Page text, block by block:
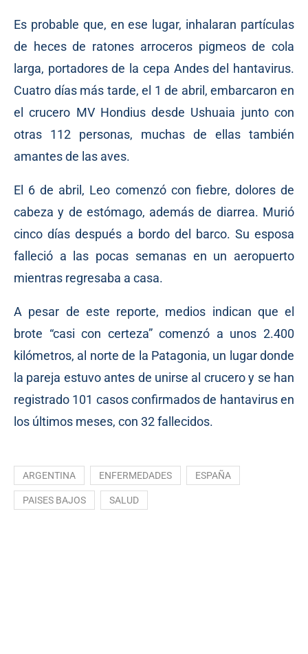
Es probable que, en ese lugar, inhalaran partículas
de heces de ratones arroceros pigmeos de cola
larga, portadores de la cepa Andes del hantavirus.
Cuatro días más tarde, el 1 de abril, embarcaron en
el crucero MV Hondius desde Ushuaia junto con
otras 112 personas, muchas de ellas también
amantes de las aves.
El 6 de abril, Leo comenzó con fiebre, dolores de
cabeza y de estómago, además de diarrea. Murió
cinco días después a bordo del barco. Su esposa
falleció a las pocas semanas en un aeropuerto
mientras regresaba a casa.
A pesar de este reporte, medios indican que el
brote “casi con certeza” comenzó a unos 2.400
kilómetros, al norte de la Patagonia, un lugar donde
la pareja estuvo antes de unirse al crucero y se han
registrado 101 casos confirmados de hantavirus en
los últimos meses, con 32 fallecidos.
ARGENTINA ENFERMEDADES ESPAÑA
PAISES BAJOS SALUD